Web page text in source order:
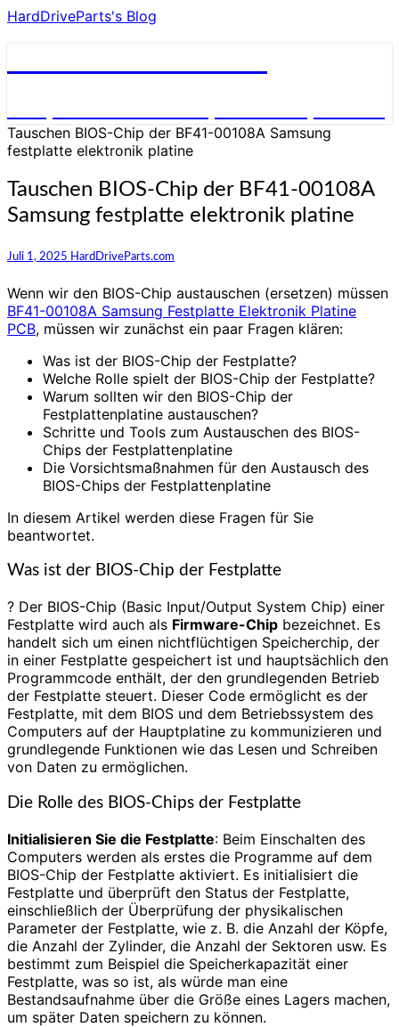
HardDriveParts's Blog
Tauschen BIOS-Chip der BF41-00108A Samsung
festplatte elektronik platine
Tauschen BIOS-Chip der BF41-00108A
Samsung festplatte elektronik platine
Juli 1, 2025 HardDriveParts.com
Wenn wir den BIOS-Chip austauschen (ersetzen) müssen
BF41-00108A Samsung Festplatte Elektronik Platine
PCB, müssen wir zunächst ein paar Fragen klären:
Was ist der BIOS-Chip der Festplatte?
Welche Rolle spielt der BIOS-Chip der Festplatte?
Warum sollten wir den BIOS-Chip der
Festplattenplatine austauschen?
Schritte und Tools zum Austauschen des BIOS-
Chips der Festplattenplatine
Die Vorsichtsmaßnahmen für den Austausch des
BIOS-Chips der Festplattenplatine
In diesem Artikel werden diese Fragen für Sie
beantwortet.
Was ist der BIOS-Chip der Festplatte
? Der BIOS-Chip (Basic Input/Output System Chip) einer
Festplatte wird auch als Firmware-Chip bezeichnet. Es
handelt sich um einen nichtflüchtigen Speicherchip, der
in einer Festplatte gespeichert ist und hauptsächlich den
Programmcode enthält, der den grundlegenden Betrieb
der Festplatte steuert. Dieser Code ermöglicht es der
Festplatte, mit dem BIOS und dem Betriebssystem des
Computers auf der Hauptplatine zu kommunizieren und
grundlegende Funktionen wie das Lesen und Schreiben
von Daten zu ermöglichen.
Die Rolle des BIOS-Chips der Festplatte
Initialisieren Sie die Festplatte: Beim Einschalten des
Computers werden als erstes die Programme auf dem
BIOS-Chip der Festplatte aktiviert. Es initialisiert die
Festplatte und überprüft den Status der Festplatte,
einschließlich der Überprüfung der physikalischen
Parameter der Festplatte, wie z. B. die Anzahl der Köpfe,
die Anzahl der Zylinder, die Anzahl der Sektoren usw. Es
bestimmt zum Beispiel die Speicherkapazität einer
Festplatte, was so ist, als würde man eine
Bestandsaufnahme über die Größe eines Lagers machen,
um später Daten speichern zu können.